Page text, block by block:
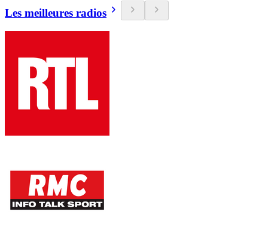
Les meilleures radios